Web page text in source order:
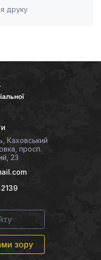
друку
Каховський
просп.
23
зору